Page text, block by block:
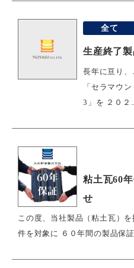
全て
生産終了
長年に亘り
「セラマウ
3」を ２０２
粘土瓦60
せ
この度、当社製品（粘土瓦）
件を対象に ６０年間の製品保